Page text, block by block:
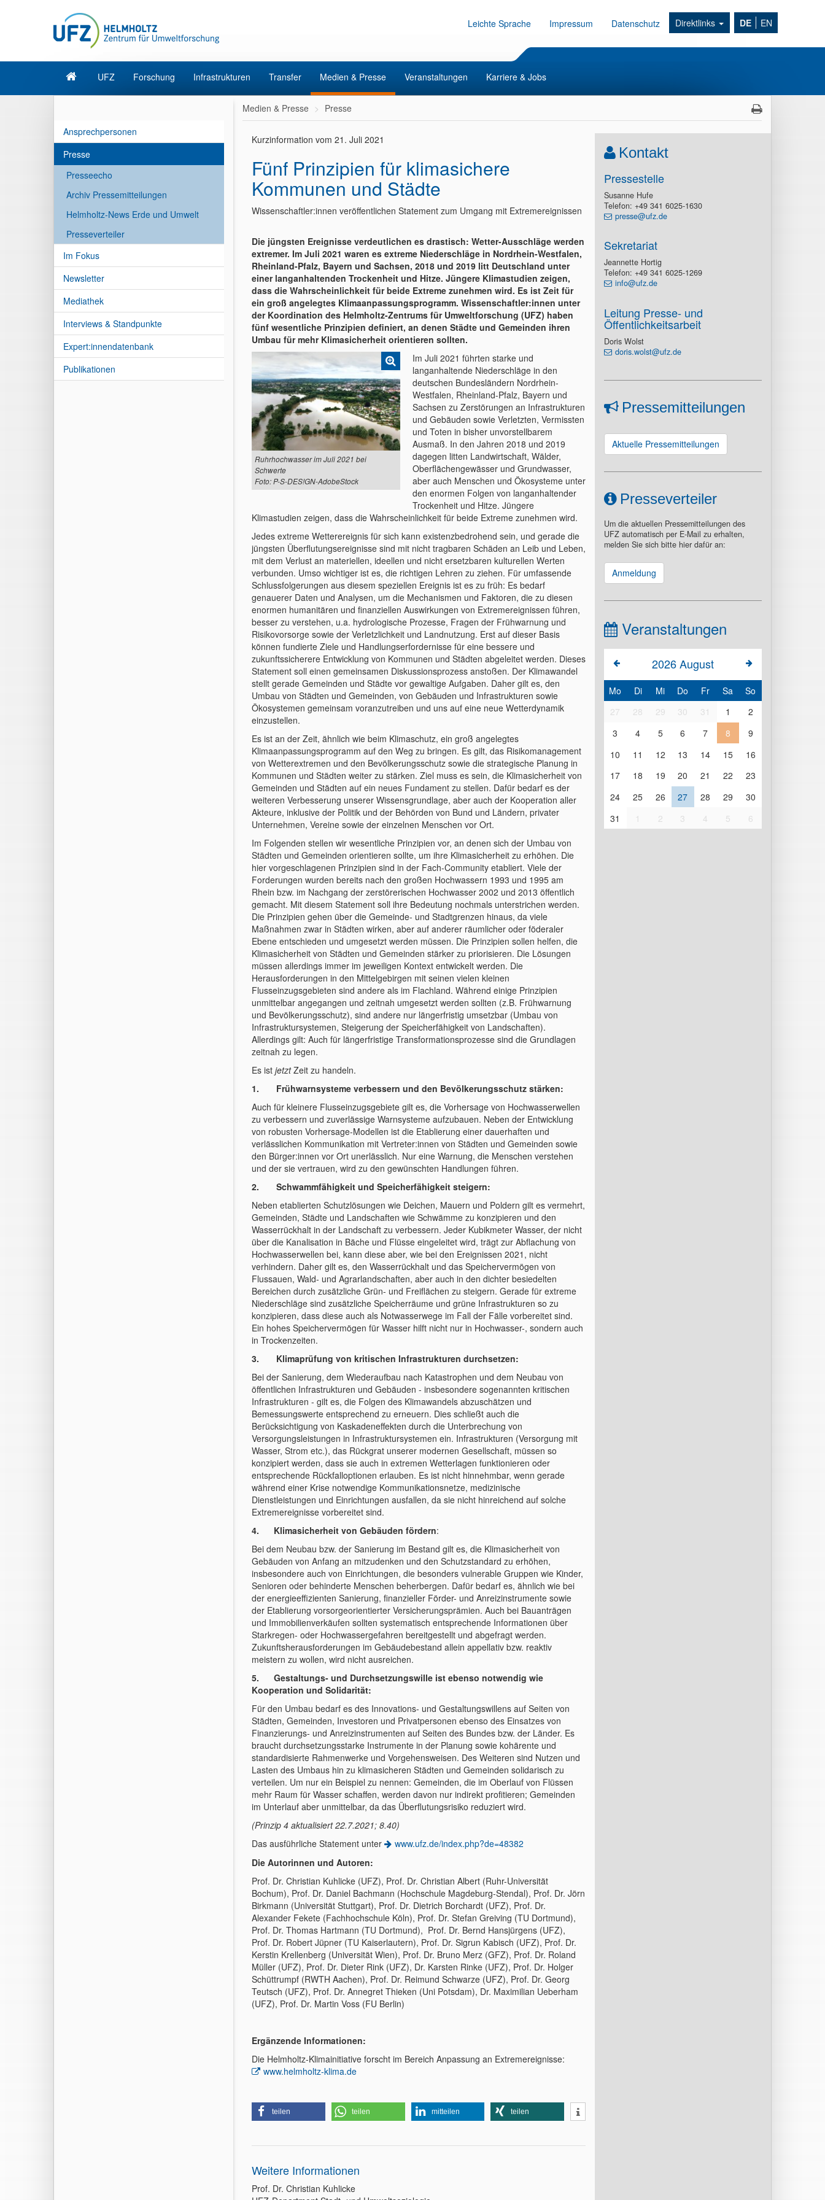
Leichte Sprache Impressum Datenschutz Direktlinks DE EN
UFZ Forschung Infrastrukturen Transfer Medien & Presse Veranstaltungen Karriere & Jobs
Ansprechpersonen
Presse
Presseecho
Archiv Pressemitteilungen
Helmholtz-News Erde und Umwelt
Presseverteiler
Im Fokus
Newsletter
Mediathek
Interviews & Standpunkte
Expert:innendatenbank
Publikationen
Medien & Presse Presse
Kurzinformation vom 21. Juli 2021
Fünf Prinzipien für klimasichere
Kommunen und Städte
Wissenschaftler:innen veröffentlichen Statement zum Umgang mit Extremereignissen
Die jüngsten Ereignisse verdeutlichen es drastisch: Wetter-Ausschläge werden
extremer. Im Juli 2021 waren es extreme Niederschläge in Nordrhein-Westfalen,
Rheinland-Pfalz, Bayern und Sachsen, 2018 und 2019 litt Deutschland unter
einer langanhaltenden Trockenheit und Hitze. Jüngere Klimastudien zeigen,
dass die Wahrscheinlichkeit für beide Extreme zunehmen wird. Es ist Zeit für
ein groß angelegtes Klimaanpassungsprogramm. Wissenschaftler:innen unter
der Koordination des Helmholtz-Zentrums für Umweltforschung (UFZ) haben
fünf wesentliche Prinzipien definiert, an denen Städte und Gemeinden ihren
Umbau für mehr Klimasicherheit orientieren sollten.
Ruhrhochwasser im Juli 2021 bei
Schwerte
Foto: P-S-DES!GN-AdobeStock
Im Juli 2021 führten starke und
langanhaltende Niederschläge in den
deutschen Bundesländern Nordrhein-
Westfalen, Rheinland-Pfalz, Bayern und
Sachsen zu Zerstörungen an Infrastrukturen
und Gebäuden sowie Verletzten, Vermissten
und Toten in bisher unvorstellbarem
Ausmaß. In den Jahren 2018 und 2019
dagegen litten Landwirtschaft, Wälder,
Oberflächengewässer und Grundwasser,
aber auch Menschen und Ökosysteme unter
den enormen Folgen von langanhaltender
Trockenheit und Hitze. Jüngere
Klimastudien zeigen, dass die Wahrscheinlichkeit für beide Extreme zunehmen wird.
Jedes extreme Wetterereignis für sich kann existenzbedrohend sein, und gerade die
jüngsten Überflutungsereignisse sind mit nicht tragbaren Schäden an Leib und Leben,
mit dem Verlust an materiellen, ideellen und nicht ersetzbaren kulturellen Werten
verbunden. Umso wichtiger ist es, die richtigen Lehren zu ziehen. Für umfassende
Schlussfolgerungen aus diesem speziellen Ereignis ist es zu früh: Es bedarf
genauerer Daten und Analysen, um die Mechanismen und Faktoren, die zu diesen
enormen humanitären und finanziellen Auswirkungen von Extremereignissen führen,
besser zu verstehen, u.a. hydrologische Prozesse, Fragen der Frühwarnung und
Risikovorsorge sowie der Verletzlichkeit und Landnutzung. Erst auf dieser Basis
können fundierte Ziele und Handlungserfordernisse für eine bessere und
zukunftssicherere Entwicklung von Kommunen und Städten abgeleitet werden. Dieses
Statement soll einen gemeinsamen Diskussionsprozess anstoßen. Der Klimawandel
stellt gerade Gemeinden und Städte vor gewaltige Aufgaben. Daher gilt es, den
Umbau von Städten und Gemeinden, von Gebäuden und Infrastrukturen sowie
Ökosystemen gemeinsam voranzutreiben und uns auf eine neue Wetterdynamik
einzustellen.
Es ist an der Zeit, ähnlich wie beim Klimaschutz, ein groß angelegtes
Klimaanpassungsprogramm auf den Weg zu bringen. Es gilt, das Risikomanagement
von Wetterextremen und den Bevölkerungsschutz sowie die strategische Planung in
Kommunen und Städten weiter zu stärken. Ziel muss es sein, die Klimasicherheit von
Gemeinden und Städten auf ein neues Fundament zu stellen. Dafür bedarf es der
weiteren Verbesserung unserer Wissensgrundlage, aber auch der Kooperation aller
Akteure, inklusive der Politik und der Behörden von Bund und Ländern, privater
Unternehmen, Vereine sowie der einzelnen Menschen vor Ort.
Im Folgenden stellen wir wesentliche Prinzipien vor, an denen sich der Umbau von
Städten und Gemeinden orientieren sollte, um ihre Klimasicherheit zu erhöhen. Die
hier vorgeschlagenen Prinzipien sind in der Fach-Community etabliert. Viele der
Forderungen wurden bereits nach den großen Hochwassern 1993 und 1995 am
Rhein bzw. im Nachgang der zerstörerischen Hochwasser 2002 und 2013 öffentlich
gemacht. Mit diesem Statement soll ihre Bedeutung nochmals unterstrichen werden.
Die Prinzipien gehen über die Gemeinde- und Stadtgrenzen hinaus, da viele
Maßnahmen zwar in Städten wirken, aber auf anderer räumlicher oder föderaler
Ebene entschieden und umgesetzt werden müssen. Die Prinzipien sollen helfen, die
Klimasicherheit von Städten und Gemeinden stärker zu priorisieren. Die Lösungen
müssen allerdings immer im jeweiligen Kontext entwickelt werden. Die
Herausforderungen in den Mittelgebirgen mit seinen vielen kleinen
Flusseinzugsgebieten sind andere als im Flachland. Während einige Prinzipien
unmittelbar angegangen und zeitnah umgesetzt werden sollten (z.B. Frühwarnung
und Bevölkerungsschutz), sind andere nur längerfristig umsetzbar (Umbau von
Infrastruktursystemen, Steigerung der Speicherfähigkeit von Landschaften).
Allerdings gilt: Auch für längerfristige Transformationsprozesse sind die Grundlagen
zeitnah zu legen.
Es ist jetztZeit zu handeln.
1. Frühwarnsysteme verbessern und den Bevölkerungsschutz stärken:
Auch für kleinere Flusseinzugsgebiete gilt es, die Vorhersage von Hochwasserwellen
zu verbessern und zuverlässige Warnsysteme aufzubauen. Neben der Entwicklung
von robusten Vorhersage-Modellen ist die Etablierung einer dauerhaften und
verlässlichen Kommunikation mit Vertreter:innen von Städten und Gemeinden sowie
den Bürger:innen vor Ort unerlässlich. Nur eine Warnung, die Menschen verstehen
und der sie vertrauen, wird zu den gewünschten Handlungen führen.
2. Schwammfähigkeit und Speicherfähigkeit steigern:
Neben etablierten Schutzlösungen wie Deichen, Mauern und Poldern gilt es vermehrt,
Gemeinden, Städte und Landschaften wie Schwämme zu konzipieren und den
Wasserrückhalt in der Landschaft zu verbessern. Jeder Kubikmeter Wasser, der nicht
über die Kanalisation in Bäche und Flüsse eingeleitet wird, trägt zur Abflachung von
Hochwasserwellen bei, kann diese aber, wie bei den Ereignissen 2021, nicht
verhindern. Daher gilt es, den Wasserrückhalt und das Speichervermögen von
Flussauen, Wald- und Agrarlandschaften, aber auch in den dichter besiedelten
Bereichen durch zusätzliche Grün- und Freiflächen zu steigern. Gerade für extreme
Niederschläge sind zusätzliche Speicherräume und grüne Infrastrukturen so zu
konzipieren, dass diese auch als Notwasserwege im Fall der Fälle vorbereitet sind.
Ein hohes Speichervermögen für Wasser hilft nicht nur in Hochwasser-, sondern auch
in Trockenzeiten.
3. Klimaprüfung von kritischen Infrastrukturen durchsetzen:
Bei der Sanierung, dem Wiederaufbau nach Katastrophen und dem Neubau von
öffentlichen Infrastrukturen und Gebäuden - insbesondere sogenannten kritischen
Infrastrukturen - gilt es, die Folgen des Klimawandels abzuschätzen und
Bemessungswerte entsprechend zu erneuern. Dies schließt auch die
Berücksichtigung von Kaskadeneffekten durch die Unterbrechung von
Versorgungsleistungen in Infrastruktursystemen ein. Infrastrukturen (Versorgung mit
Wasser, Strom etc.), das Rückgrat unserer modernen Gesellschaft, müssen so
konzipiert werden, dass sie auch in extremen Wetterlagen funktionieren oder
entsprechende Rückfalloptionen erlauben. Es ist nicht hinnehmbar, wenn gerade
während einer Krise notwendige Kommunikationsnetze, medizinische
Dienstleistungen und Einrichtungen ausfallen, da sie nicht hinreichend auf solche
Extremereignisse vorbereitet sind.
4. Klimasicherheit von Gebäuden fördern:
Bei dem Neubau bzw. der Sanierung im Bestand gilt es, die Klimasicherheit von
Gebäuden von Anfang an mitzudenken und den Schutzstandard zu erhöhen,
insbesondere auch von Einrichtungen, die besonders vulnerable Gruppen wie Kinder,
Senioren oder behinderte Menschen beherbergen. Dafür bedarf es, ähnlich wie bei
der energieeffizienten Sanierung, finanzieller Förder- und Anreizinstrumente sowie
der Etablierung vorsorgeorientierter Versicherungsprämien. Auch bei Bauanträgen
und Immobilienverkäufen sollten systematisch entsprechende Informationen über
Starkregen- oder Hochwassergefahren bereitgestellt und abgefragt werden.
Zukunftsherausforderungen im Gebäudebestand allein appellativ bzw. reaktiv
meistern zu wollen, wird nicht ausreichen.
5. Gestaltungs- und Durchsetzungswille ist ebenso notwendig wie
Kooperation und Solidarität:
Für den Umbau bedarf es des Innovations- und Gestaltungswillens auf Seiten von
Städten, Gemeinden, Investoren und Privatpersonen ebenso des Einsatzes von
Finanzierungs- und Anreizinstrumenten auf Seiten des Bundes bzw. der Länder. Es
braucht durchsetzungsstarke Instrumente in der Planung sowie kohärente und
standardisierte Rahmenwerke und Vorgehensweisen. Des Weiteren sind Nutzen und
Lasten des Umbaus hin zu klimasicheren Städten und Gemeinden solidarisch zu
verteilen. Um nur ein Beispiel zu nennen: Gemeinden, die im Oberlauf von Flüssen
mehr Raum für Wasser schaffen, werden davon nur indirekt profitieren; Gemeinden
im Unterlauf aber unmittelbar, da das Überflutungsrisiko reduziert wird.
(Prinzip 4 aktualisiert 22.7.2021; 8.40)
Das ausführliche Statement unter
www.ufz.de/index.php?de=48382
Die Autorinnen und Autoren:
Prof. Dr. Christian Kuhlicke (UFZ), Prof. Dr. Christian Albert (Ruhr-Universität
Bochum), Prof. Dr. Daniel Bachmann (Hochschule Magdeburg-Stendal), Prof. Dr. Jörn
Birkmann (Universität Stuttgart), Prof. Dr. Dietrich Borchardt (UFZ), Prof. Dr.
Alexander Fekete (Fachhochschule Köln), Prof. Dr. Stefan Greiving (TU Dortmund),
Prof. Dr. Thomas Hartmann (TU Dortmund), Prof. Dr. Bernd Hansjürgens (UFZ),
Prof. Dr. Robert Jüpner (TU Kaiserlautern), Prof. Dr. Sigrun Kabisch (UFZ), Prof. Dr.
Kerstin Krellenberg (Universität Wien), Prof. Dr. Bruno Merz (GFZ), Prof. Dr. Roland
Müller (UFZ), Prof. Dr. Dieter Rink (UFZ), Dr. Karsten Rinke (UFZ), Prof. Dr. Holger
Schüttrumpf (RWTH Aachen), Prof. Dr. Reimund Schwarze (UFZ), Prof. Dr. Georg
Teutsch (UFZ), Prof. Dr. Annegret Thieken (Uni Potsdam), Dr. Maximilian Ueberham
(UFZ), Prof. Dr. Martin Voss (FU Berlin)
Ergänzende Informationen:
Die Helmholtz-Klimainitiative forscht im Bereich Anpassung an Extremereignisse:
www.helmholtz-klima.de
teilen teilen mitteilen teilen
Weitere Informationen
Prof. Dr. Christian Kuhlicke
Kontakt
Pressestelle
Susanne Hufe
Telefon: +49 341 6025-1630
presse@ufz.de
Sekretariat
Jeannette Hortig
Telefon: +49 341 6025-1269
info@ufz.de
Leitung Presse- und
Öffentlichkeitsarbeit
Doris Wolst
doris.wolst@ufz.de
Pressemitteilungen
Aktuelle Pressemitteilungen
Presseverteiler
Um die aktuellen Pressemitteilungen des
UFZ automatisch per E-Mail zu erhalten,
melden Sie sich bitte hier dafür an:
Anmeldung
Veranstaltungen
2026August
Mo Di Mi Do Fr Sa
So
27
28 29 30 31 1
2
3
4 5 6 7 8
9
10
11 12 13 14 15
16
17
18 19 20 21 22
23
24
25 26 27 28 29
30
31
1 2 3 4 5 6